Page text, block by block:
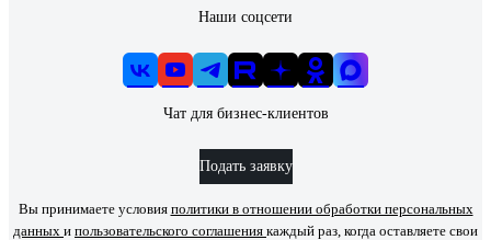
Наши соцсети
Чат для бизнес-клиентов
Подать заявку
Вы принимаете условия политики в отношении обработки персональных
данных и пользовательского соглашения каждый раз, когда оставляете свои